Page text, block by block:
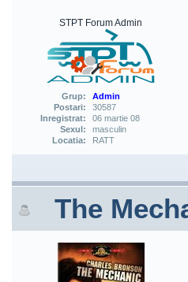
STPT Forum Admin
Grup:
Admin
Postari:
30587
Inregistrat:
06 martie 08
Sexul:
masculin
Locatia:
RATT
The